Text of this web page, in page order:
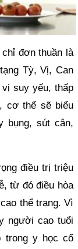
đơn thuần là
Tỳ, Vị, Can
suy yếu, thấp
cơ thể sẽ biểu
bụng, sút cân,
điều trị triệu
từ đó điều hòa
thể trạng. Vì
người cao tuổi
trong y học cổ